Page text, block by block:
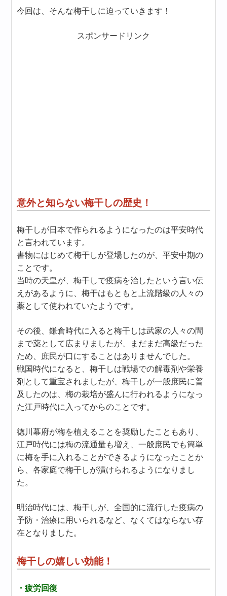
今回は、そんな梅干しに迫っていきます！
スポンサードリンク
意外と知らない梅干しの歴史！
梅干しが日本で作られるようになったのは平安時代
と言われています。
書物にはじめて梅干しが登場したのが、平安中期の
ことです。
当時の天皇が、梅干しで疫病を治したという言い伝
えがあるように、梅干はもともと上流階級の人々の
薬として使われていたようです。
その後、鎌倉時代に入ると梅干しは武家の人々の間
まで薬として広まりましたが、まだまだ高級だった
ため、庶民が口にすることはありませんでした。
戦国時代になると、梅干しは戦場での解毒剤や栄養
剤として重宝されましたが、梅干しが一般庶民に普
及したのは、梅の栽培が盛んに行われるようになっ
た江戸時代に入ってからのことです。
徳川幕府が梅を植えることを奨励したこともあり、
江戸時代には梅の流通量も増え、一般庶民でも簡単
に梅を手に入れることができるようになったことか
ら、各家庭で梅干しが漬けられるようになりまし
た。
明治時代には、梅干しが、全国的に流行した疫病の
予防・治療に用いられるなど、なくてはならない存
在となりました。
梅干しの嬉しい効能！
・疲労回復